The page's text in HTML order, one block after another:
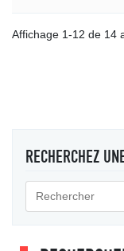
Affichage 1-12 de 14
RECHERCHEZ